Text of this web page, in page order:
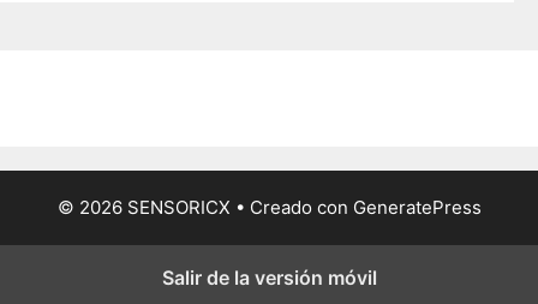
© 2026 SENSORICX • Creado con GeneratePress
Salir de la versión móvil